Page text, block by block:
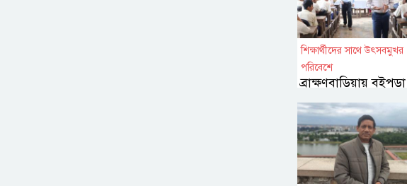
শিক্ষার্থীদের সাথে উৎসবমুখর
পরিবেশে
ব্রাক্ষণবাড়িয়ায় বইপড়া